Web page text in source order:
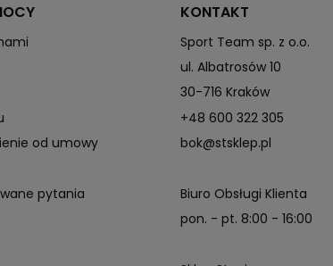
od umowy
pytania
KONTAKT
Sport Team sp. z o.o.
ul. Albatrosów 10
30-716 Kraków
+48 600 322 305
bok@stsklep.pl
Biuro Obsługi Klienta
pon. - pt. 8:00 - 16:00